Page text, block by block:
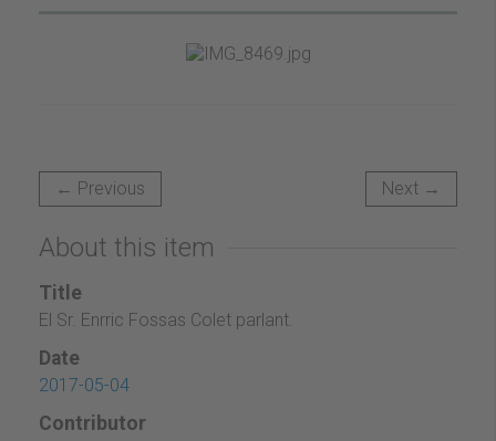
← Previous Next →
About this item
Title
El Sr. Enrric Fossas Colet parlant.
Date
2017-05-04
Contributor